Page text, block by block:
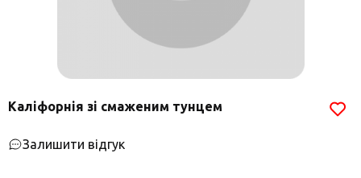
Каліфорнія зі смаженим тунцем
Залишити відгук